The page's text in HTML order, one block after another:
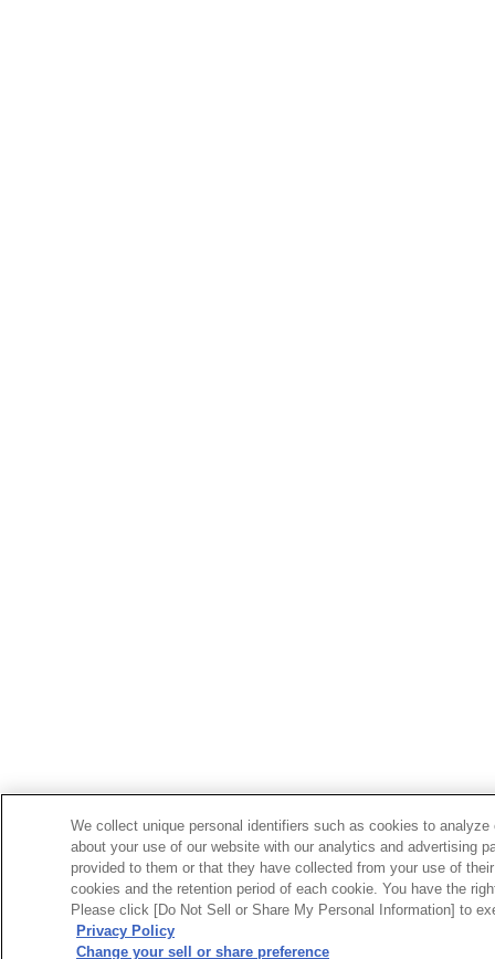
We collect unique personal identifiers such as cookies to
about your use of our website with our analytics and advertising
provided to them or that they have collected from your use of
cookies and the retention period of each cookie. You have the
Please click [Do Not Sell or Share My Personal Information] to
Privacy Policy
Change your sell or share preference